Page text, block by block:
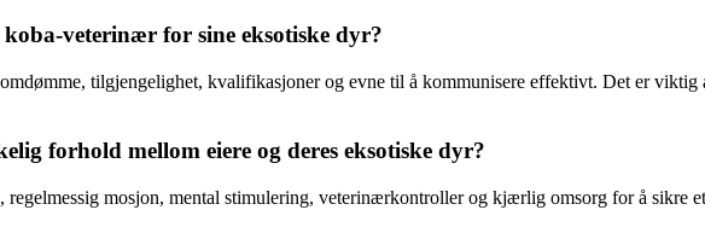
veterinær for sine eksotiske dyr?
tilgjengelighet, kvalifikasjoner og evne til å kommunisere effektivt. Det er viktig
forhold mellom eiere og deres eksotiske dyr?
mosjon, mental stimulering, veterinærkontroller og kjærlig omsorg for å sikre